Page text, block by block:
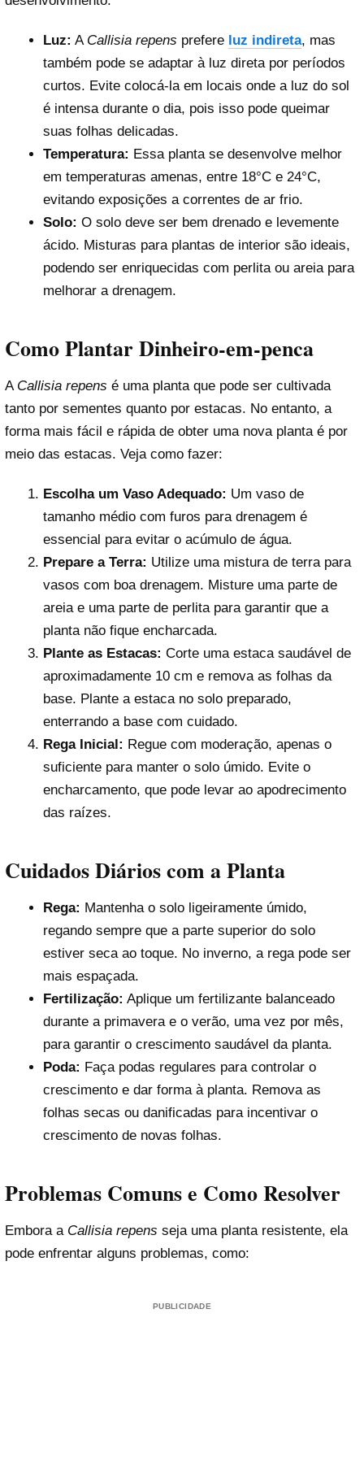
Luz: A Callisia repens prefere luz indireta, mas
também pode se adaptar à luz direta por períodos
curtos. Evite colocá-la em locais onde a luz do sol
é intensa durante o dia, pois isso pode queimar
suas folhas delicadas.
Temperatura: Essa planta se desenvolve melhor
em temperaturas amenas, entre 18°C e 24°C,
evitando exposições a correntes de ar frio.
Solo: O solo deve ser bem drenado e levemente
ácido. Misturas para plantas de interior são ideais,
podendo ser enriquecidas com perlita ou areia para
melhorar a drenagem.
Como Plantar Dinheiro-em-penca
A Callisia repens é uma planta que pode ser cultivada
tanto por sementes quanto por estacas. No entanto, a
forma mais fácil e rápida de obter uma nova planta é por
meio das estacas. Veja como fazer:
Escolha um Vaso Adequado: Um vaso de
tamanho médio com furos para drenagem é
essencial para evitar o acúmulo de água.
Prepare a Terra: Utilize uma mistura de terra para
vasos com boa drenagem. Misture uma parte de
areia e uma parte de perlita para garantir que a
planta não fique encharcada.
Plante as Estacas: Corte uma estaca saudável de
aproximadamente 10 cm e remova as folhas da
base. Plante a estaca no solo preparado,
enterrando a base com cuidado.
Rega Inicial: Regue com moderação, apenas o
suficiente para manter o solo úmido. Evite o
encharcamento, que pode levar ao apodrecimento
das raízes.
Cuidados Diários com a Planta
Rega: Mantenha o solo ligeiramente úmido,
regando sempre que a parte superior do solo
estiver seca ao toque. No inverno, a rega pode ser
mais espaçada.
Fertilização: Aplique um fertilizante balanceado
durante a primavera e o verão, uma vez por mês,
para garantir o crescimento saudável da planta.
Poda: Faça podas regulares para controlar o
crescimento e dar forma à planta. Remova as
folhas secas ou danificadas para incentivar o
crescimento de novas folhas.
Problemas Comuns e Como Resolver
Embora a Callisia repens seja uma planta resistente, ela
pode enfrentar alguns problemas, como:
PUBLICIDADE